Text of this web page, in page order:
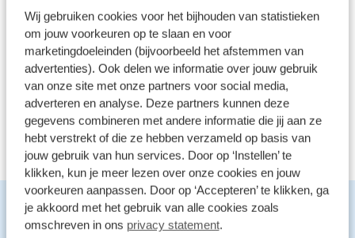
Wij gebruiken cookies voor het bijhouden van statistieken
om jouw voorkeuren op te slaan en voor
marketingdoeleinden (bijvoorbeeld het afstemmen van
advertenties). Ook delen we informatie over jouw gebruik
van onze site met onze partners voor social media,
adverteren en analyse. Deze partners kunnen deze
gegevens combineren met andere informatie die jij aan ze
hebt verstrekt of die ze hebben verzameld op basis van
jouw gebruik van hun services. Door op ‘Instellen’ te
klikken, kun je meer lezen over onze cookies en jouw
voorkeuren aanpassen. Door op ‘Accepteren’ te klikken, ga
je akkoord met het gebruik van alle cookies zoals
omschreven in ons privacy statement.
2
1 26 reviews
Bekijk alle reviews
Benieuwd naar de mogelijkheden?
We staan voor je klaar en helpen graag.